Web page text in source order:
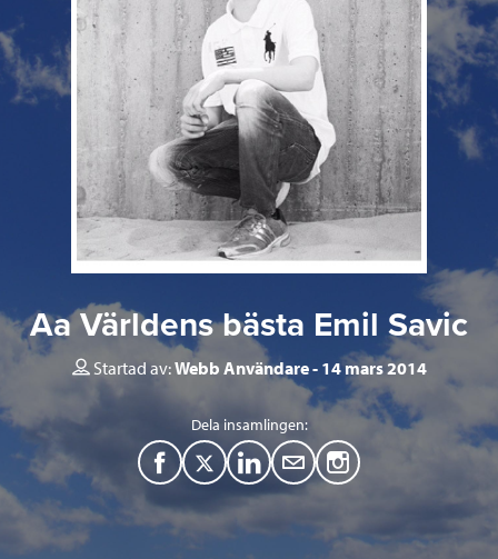
Aa Världens bästa Emil Savic
Startad av:Webb Användare 14 mars 2014
Dela insamlingen:
F
a
T
w
L
M